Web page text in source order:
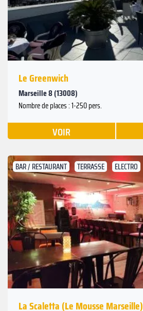
Le Greenwich
Marseille 8 (13008)
Nombre de places : 1-250 pers.
VOIR
BAR / RESTAURANT TERRASSE ELECTRO
Précédent
La Scaletta (Le Mousse Marseille)